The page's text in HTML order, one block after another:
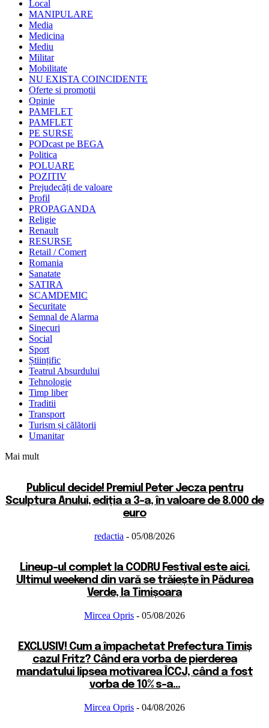
Local
MANIPULARE
Media
Medicina
Mediu
Militar
Mobilitate
NU EXISTA COINCIDENTE
Oferte si promotii
Opinie
PAMFLET
PAMFLET
PE SURSE
PODcast pe BEGA
Politica
POLUARE
POZITIV
Prejudecăți de valoare
Profil
PROPAGANDA
Religie
Renault
RESURSE
Retail / Comert
Romania
Sanatate
SATIRA
SCAMDEMIC
Securitate
Semnal de Alarma
Sinecuri
Social
Sport
Științific
Teatrul Absurdului
Tehnologie
Timp liber
Traditii
Transport
Turism și călătorii
Umanitar
Mai mult
Publicul decide! Premiul Peter Jecza pentru
Sculptura Anului, ediția a 3-a, în valoare de 8.000 de
euro
redactia - 05/08/2026
Lineup-ul complet la CODRU Festival este aici.
Ultimul weekend din vară se trăiește în Pădurea
Verde, la Timișoara
Mircea Opris - 05/08/2026
EXCLUSIV! Cum a împachetat Prefectura Timiș
cazul Fritz? Când era vorba de pierderea
mandatului lipsea motivarea ÎCCJ, când a fost
vorba de 10% s-a...
Mircea Opris - 04/08/2026